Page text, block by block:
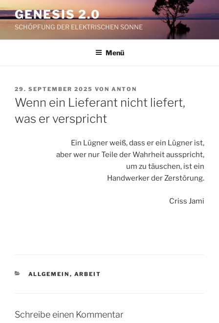
Zum
Inhalt
springen
GENESIS 2.0
SCHÖPFUNG DER ELEKTRISCHEN SONNE
Menü
VERÖFFENTLICHT
AM
29. SEPTEMBER 2025 VON ANTON
Wenn ein Lieferant nicht liefert,
was er verspricht
Ein Lügner weiß, dass er ein Lügner ist,
aber wer nur Teile der Wahrheit ausspricht,
um zu täuschen, ist ein
Handwerker der Zerstörung.
Criss Jami
KATEGORIEN
ALLGEMEIN , ARBEIT
Schreibe einen Kommentar